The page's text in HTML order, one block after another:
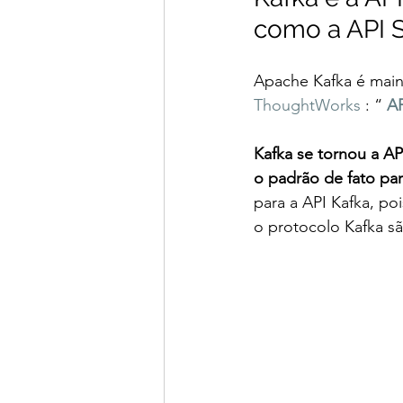
como a API
Apache Kafka é
ThoughtWorks : “
Kafka se tornou a
o padrão de fato
para a API Kafka,
o protocolo Kafka